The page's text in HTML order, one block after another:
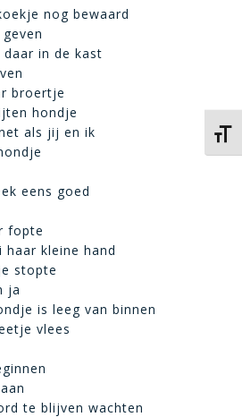
nog bewaard
in de kast
broertje
hondje
als jij en ik
eens goed
fopte
kleine hand
stopte
ja
is leeg van binnen
vlees
te blijven wachten